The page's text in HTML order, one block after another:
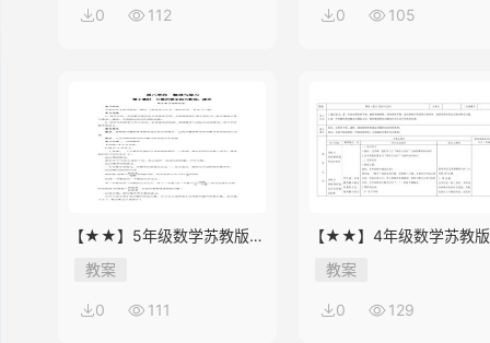
0 112 0 105
【★★】5年级数学苏教版下
册教案第8单元《单元复习》
教案
0 111
【★★】4年级数学苏教
册教案第9单元《单元复
教案
0 129